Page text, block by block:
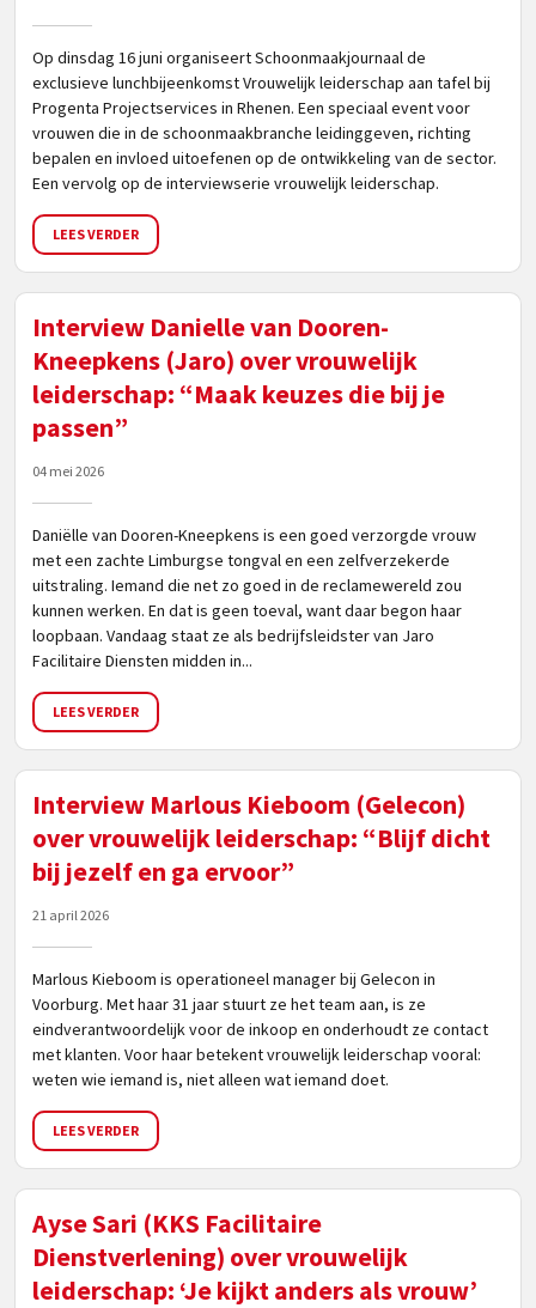
Op dinsdag 16 juni organiseert Schoonmaakjournaal de
exclusieve lunchbijeenkomst Vrouwelijk leiderschap aan tafel bij
Progenta Projectservices in Rhenen. Een speciaal event voor
vrouwen die in de schoonmaakbranche leidinggeven, richting
bepalen en invloed uitoefenen op de ontwikkeling van de sector.
Een vervolg op de interviewserie vrouwelijk leiderschap.
LEES VERDER
Interview Danielle van Dooren-
Kneepkens (Jaro) over vrouwelijk
leiderschap: “Maak keuzes die bij je
passen”
04 mei 2026
Daniëlle van Dooren-Kneepkens is een goed verzorgde vrouw
met een zachte Limburgse tongval en een zelfverzekerde
uitstraling. Iemand die net zo goed in de reclamewereld zou
kunnen werken. En dat is geen toeval, want daar begon haar
loopbaan. Vandaag staat ze als bedrijfsleidster van Jaro
Facilitaire Diensten midden in...
LEES VERDER
Interview Marlous Kieboom (Gelecon)
over vrouwelijk leiderschap: “Blijf dicht
bij jezelf en ga ervoor”
21 april 2026
Marlous Kieboom is operationeel manager bij Gelecon in
Voorburg. Met haar 31 jaar stuurt ze het team aan, is ze
eindverantwoordelijk voor de inkoop en onderhoudt ze contact
met klanten. Voor haar betekent vrouwelijk leiderschap vooral:
weten wie iemand is, niet alleen wat iemand doet.
LEES VERDER
Ayse Sari (KKS Facilitaire
Dienstverlening) over vrouwelijk
leiderschap: ‘Je kijkt anders als vrouw’